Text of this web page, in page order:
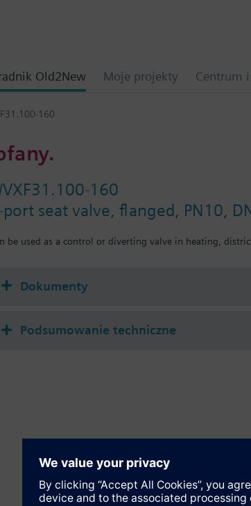
Old2New Moje projekty Centrum
160
VXF31.100-160
port seat valve, flanged, PN10,
be used as a control or diverting valve in heating,
Dokumenty
Podsumowanie techniczne